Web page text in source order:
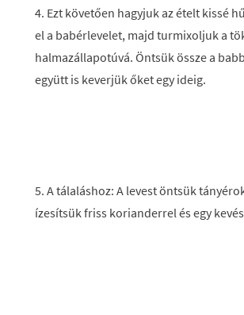
4. Ezt követően hagyjuk az ételt kissé
el a babérlevelet, majd turmixoljuk a
halmazállapotúvá. Öntsük össze a
együtt is keverjük őket egy ideig.
5. A tálaláshoz: A levest öntsük
ízesítsük friss korianderrel és egy